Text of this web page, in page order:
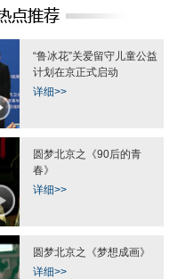
阿里巴巴办全球女性大会 马云现
高清组图：陕南偏远山区孩子不一
“鲁冰花”关爱留守儿童公益
计划在京正式启动
详细>>
圆梦北京之《90后的青
春》
详细>>
圆梦北京之《梦想成画》
详细>>